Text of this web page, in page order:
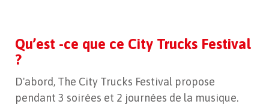
Qu’est -ce que ce City Trucks Festival
?
D'abord, The City Trucks Festival propose
pendant 3 soirées et 2 journées de la musique.